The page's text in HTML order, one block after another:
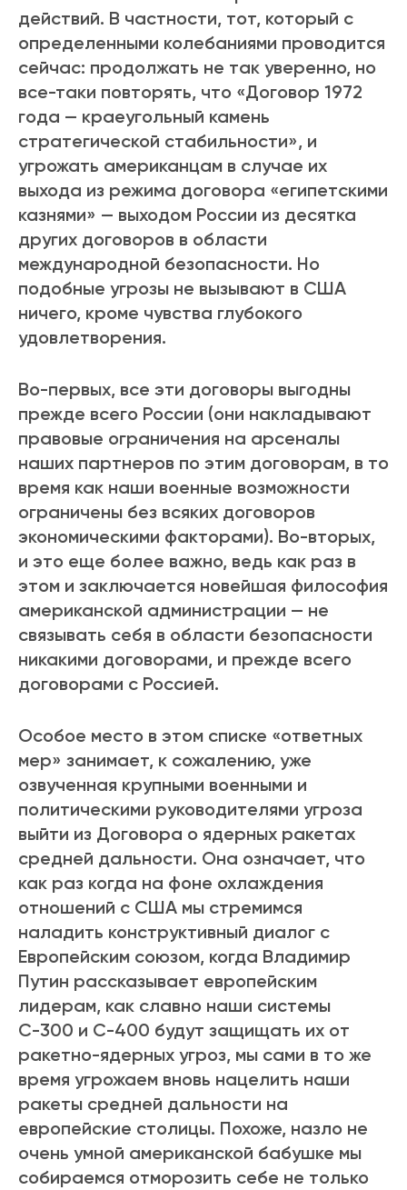
действий. В частности, тот, который с
определенными колебаниями проводится
сейчас: продолжать не так уверенно, но
все-таки повторять, что «Договор 1972
года — краеугольный камень
стратегической стабильности», и
угрожать американцам в случае их
выхода из режима договора «египетскими
казнями» — выходом России из десятка
других договоров в области
международной безопасности. Но
подобные угрозы не вызывают в США
ничего, кроме чувства глубокого
удовлетворения.
Во-первых, все эти договоры выгодны
прежде всего России (они накладывают
правовые ограничения на арсеналы
наших партнеров по этим договорам, в то
время как наши военные возможности
ограничены без всяких договоров
экономическими факторами). Во-вторых,
и это еще более важно, ведь как раз в
этом и заключается новейшая философия
американской администрации — не
связывать себя в области безопасности
никакими договорами, и прежде всего
договорами с Россией.
Особое место в этом списке «ответных
мер» занимает, к сожалению, уже
озвученная крупными военными и
политическими руководителями угроза
выйти из Договора о ядерных ракетах
средней дальности. Она означает, что
как раз когда на фоне охлаждения
отношений с США мы стремимся
наладить конструктивный диалог с
Европейским союзом, когда Владимир
Путин рассказывает европейским
лидерам, как славно наши системы
С-300 и С-400 будут защищать их от
ракетно-ядерных угроз, мы сами в то же
время угрожаем вновь нацелить наши
ракеты средней дальности на
европейские столицы. Похоже, назло не
очень умной американской бабушке мы
собираемся отморозить себе не только